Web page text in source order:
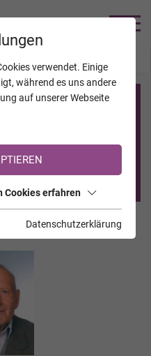
TrauerHilfe.it
registriert?
<<
verwendet. Einige
während es uns andere
auf unserer Webseite
Cookies erfahren
Datenschutzerklärung
VERSTORBENE